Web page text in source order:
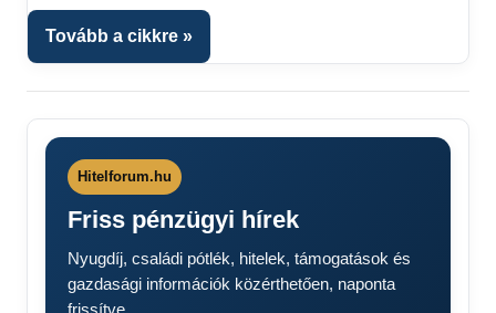
Tovább a cikkre
Hitelforum.hu
Friss pénzügyi hírek
Nyugdíj, családi pótlék, hitelek, támogatások és
gazdasági információk közérthetően, naponta
frissítve.